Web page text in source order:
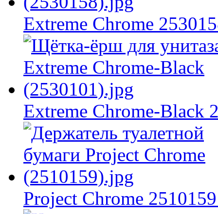
Extreme Chrome
Extreme Chrome-Black
Project Chrome 2510159